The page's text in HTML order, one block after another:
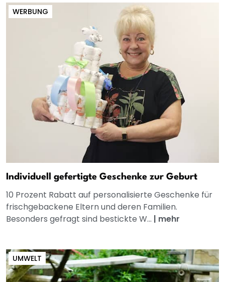
WERBUNG
Individuell gefertigte Geschenke zur Geburt
10 Prozent Rabatt auf personalisierte Geschenke für
frischgebackene Eltern und deren Familien.
Besonders gefragt sind bestickte W... | mehr
UMWELT